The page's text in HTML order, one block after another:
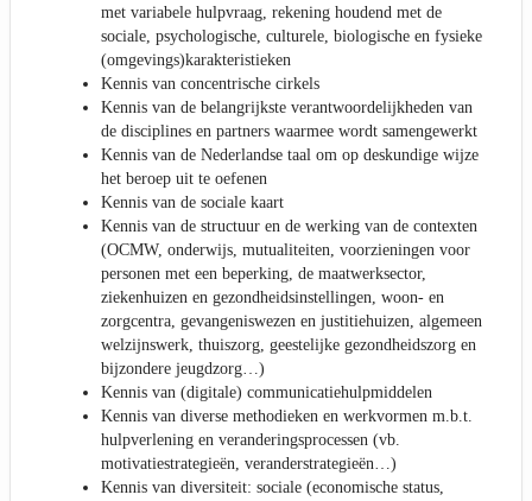
met variabele hulpvraag, rekening houdend met de
sociale, psychologische, culturele, biologische en fysieke
(omgevings)karakteristieken
Kennis van concentrische cirkels
Kennis van de belangrijkste verantwoordelijkheden van
de disciplines en partners waarmee wordt samengewerkt
Kennis van de Nederlandse taal om op deskundige wijze
het beroep uit te oefenen
Kennis van de sociale kaart
Kennis van de structuur en de werking van de contexten
(OCMW, onderwijs, mutualiteiten, voorzieningen voor
personen met een beperking, de maatwerksector,
ziekenhuizen en gezondheidsinstellingen, woon- en
zorgcentra, gevangeniswezen en justitiehuizen, algemeen
welzijnswerk, thuiszorg, geestelijke gezondheidszorg en
bijzondere jeugdzorg…)
Kennis van (digitale) communicatiehulpmiddelen
Kennis van diverse methodieken en werkvormen m.b.t.
hulpverlening en veranderingsprocessen (vb.
motivatiestrategieën, veranderstrategieën…)
Kennis van diversiteit: sociale (economische status,